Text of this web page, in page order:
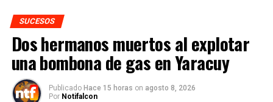
SUCESOS
Dos hermanos muertos al explotar
una bombona de gas en Yaracuy
Publicado Hace 15 horas on agosto 8, 2026
Por Notifalcon